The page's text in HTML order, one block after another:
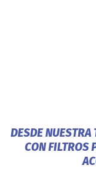
DESDE NUESTRA
CON FILTROS